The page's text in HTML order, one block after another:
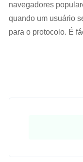
navegadores
quando um usuário
para o protocolo. É